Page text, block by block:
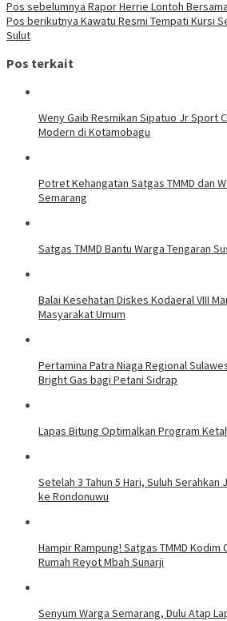
Pos sebelumnya Rapor Herrie Lontoh
Pos berikutnya Kawatu Resmi Tempati Kursi
Sulut
Pos terkait
Weny Gaib Resmikan Sipatuo Jr Sport
Modern di Kotamobagu
Potret Kehangatan Satgas TMMD dan
Semarang
Satgas TMMD Bantu Warga Tengaran
Balai Kesehatan Diskes Kodaeral VIII
Masyarakat Umum
Pertamina Patra Niaga Regional
Bright Gas bagi Petani Sidrap
Lapas Bitung Optimalkan Program
Setelah 3 Tahun 5 Hari, Suluh Serahkan
ke Rondonuwu
Hampir Rampung! Satgas TMMD Kodim
Rumah Reyot Mbah Sunarji
Senyum Warga Semarang, Dulu Atap